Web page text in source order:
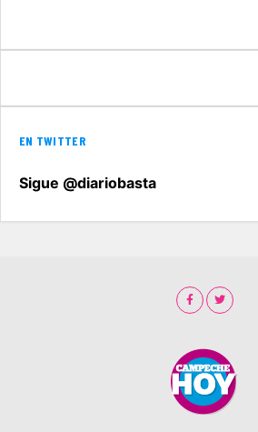
EN TWITTER
Sigue @diariobasta